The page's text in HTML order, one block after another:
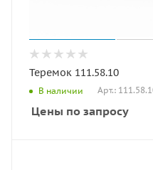
Теремок 111.58.10
В наличии Арт.:
Цены по запросу